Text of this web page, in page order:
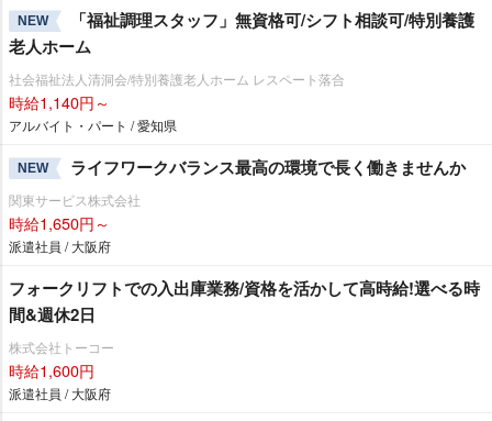
NEW
「福祉調理スタッフ」無資格可/シフト相談可/特別養護
老人ホーム
社会福祉法人清洞会/特別養護老人ホーム レスペート落合
時給1,140円～
アルバイト・パート / 愛知県
NEW ライフワークバランス最高の環境で長く働きませんか
関東サービス株式会社
時給1,650円～
派遣社員 / 大阪府
フォークリフトでの入出庫業務/資格を活かして高時給!選べる時
間&週休2日
株式会社トーコー
時給1,600円
派遣社員 / 大阪府